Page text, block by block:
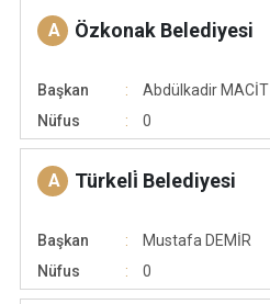
A Özkonak Belediyesi
Başkan
Abdülkadir MACİT
Nüfus
0
A Türkeli̇ Belediyesi
Başkan
Mustafa DEMİR
Nüfus
0